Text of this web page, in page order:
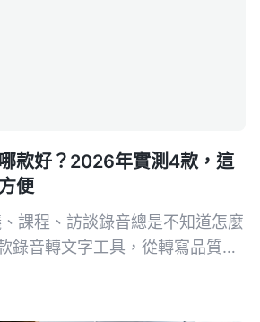
款好？2026年實測4款，這
便
課程、訪談錄音總是不知道怎麼
錄音轉文字工具，從轉寫品質、